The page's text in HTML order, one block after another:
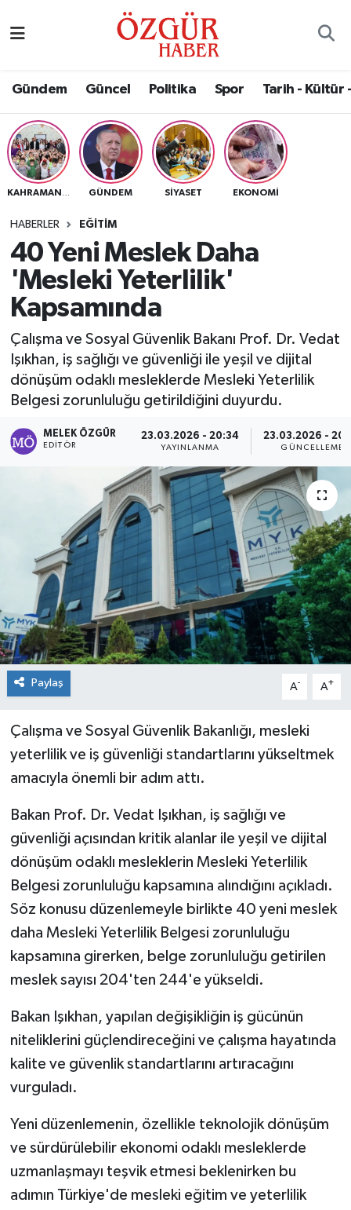
Gündem Güncel Politika Spor Tarih - Kültür
GÜNDEM SIYASET EKONOMI
HABERLER EĞITIM
40 Yeni Meslek Daha
'Mesleki Yeterlilik'
Kapsamında
Çalışma ve Sosyal Güvenlik Bakanı Prof. Dr. Vedat
Işıkhan, iş sağlığı ve güvenliği ile yeşil ve dijital
dönüşüm odaklı mesleklerde Mesleki Yeterlilik
Belgesi zorunluluğu getirildiğini duyurdu.
MELEK ÖZGÜR
EDITÖR
23.03.2026 - 20:34
YAYINLANMA
23.03.2026 -
GÜNCELLEME
Paylaş A- A+
Çalışma ve Sosyal Güvenlik Bakanlığı, mesleki
yeterlilik ve iş güvenliği standartlarını yükseltmek
amacıyla önemli bir adım attı.
Bakan Prof. Dr. Vedat Işıkhan, iş sağlığı ve
güvenliği açısından kritik alanlar ile yeşil ve dijital
dönüşüm odaklı mesleklerin Mesleki Yeterlilik
Belgesi zorunluluğu kapsamına alındığını açıkladı.
Söz konusu düzenlemeyle birlikte 40 yeni meslek
daha Mesleki Yeterlilik Belgesi zorunluluğu
kapsamına girerken, belge zorunluluğu getirilen
meslek sayısı 204'ten 244'e yükseldi.
Bakan Işıkhan, yapılan değişikliğin iş gücünün
niteliklerini güçlendireceğini ve çalışma hayatında
kalite ve güvenlik standartlarını artıracağını
vurguladı.
Yeni düzenlemenin, özellikle teknolojik dönüşüm
ve sürdürülebilir ekonomi odaklı mesleklerde
uzmanlaşmayı teşvik etmesi beklenirken bu
adımın Türkiye'de mesleki eğitim ve yeterlilik
Eğitim
Ekonomi
Güncel
Gündem
Magazin
Politika
Sağlık
Nöbetçi Eczaneler
Namaz Vakitleri
Trafik Durumu
Süper Lig Puan Durumu ve Fikstür
Tüm Manşetler
Son Dakika Haberleri
Haber Arşivi